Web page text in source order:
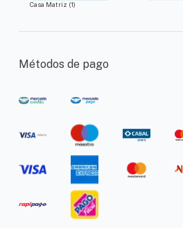
Casa Matriz (1)
Métodos de pago